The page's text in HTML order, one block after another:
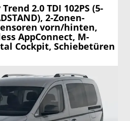
Trend 2.0 TDI 102PS (5-
2-Zonen-
vorn/hinten,
AppConnect, M-
Cockpit, Schiebetüren